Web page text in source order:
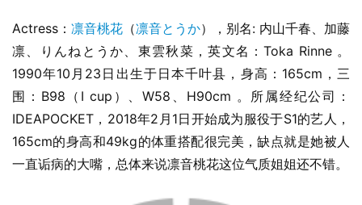
Actress： 凛音桃花 （凛音とうか），别名: 内山千春、加藤
凛、りんねとうか、東雲秋菜，英文名：Toka Rinne 。
1990年10月23日出生于日本千叶县，身高：165cm，三
围：B98（I cup）、W58、H90cm 。所属经纪公司：
IDEAPOCKET，2018年2月1日开始成为服役于S1的艺人，
165cm的身高和49kg的体重搭配很完美，缺点就是她被人
一直诟病的大嘴，总体来说凛音桃花这位气质姐姐还不错。